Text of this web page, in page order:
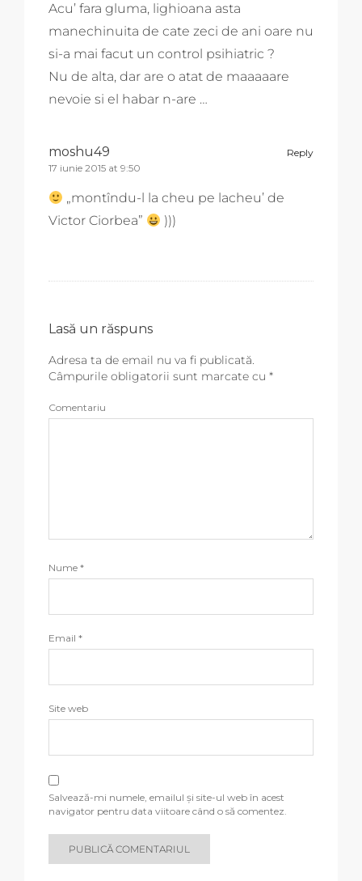
Acu’ fara gluma, lighioana asta
manechinuita de cate zeci de ani oare nu
si-a mai facut un control psihiatric ?
Nu de alta, dar are o atat de maaaaare
nevoie si el habar n-are …
Reply
moshu49
17 iunie 2015 at 9:50
„montîndu-l la cheu pe lacheu’ de
Victor Ciorbea”
)))
Lasă un răspuns
Adresa ta de email nu va fi publicată.
Câmpurile obligatorii sunt marcate cu *
Comentariu
Nume *
Email *
Site web
Salvează-mi numele, emailul și site-ul web în acest
navigator pentru data viitoare când o să comentez.